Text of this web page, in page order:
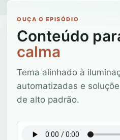
OUÇA O EPISÓDIO
Conteúdo
calma
Tema alinhado à
automatizadas e
de alto padrão.